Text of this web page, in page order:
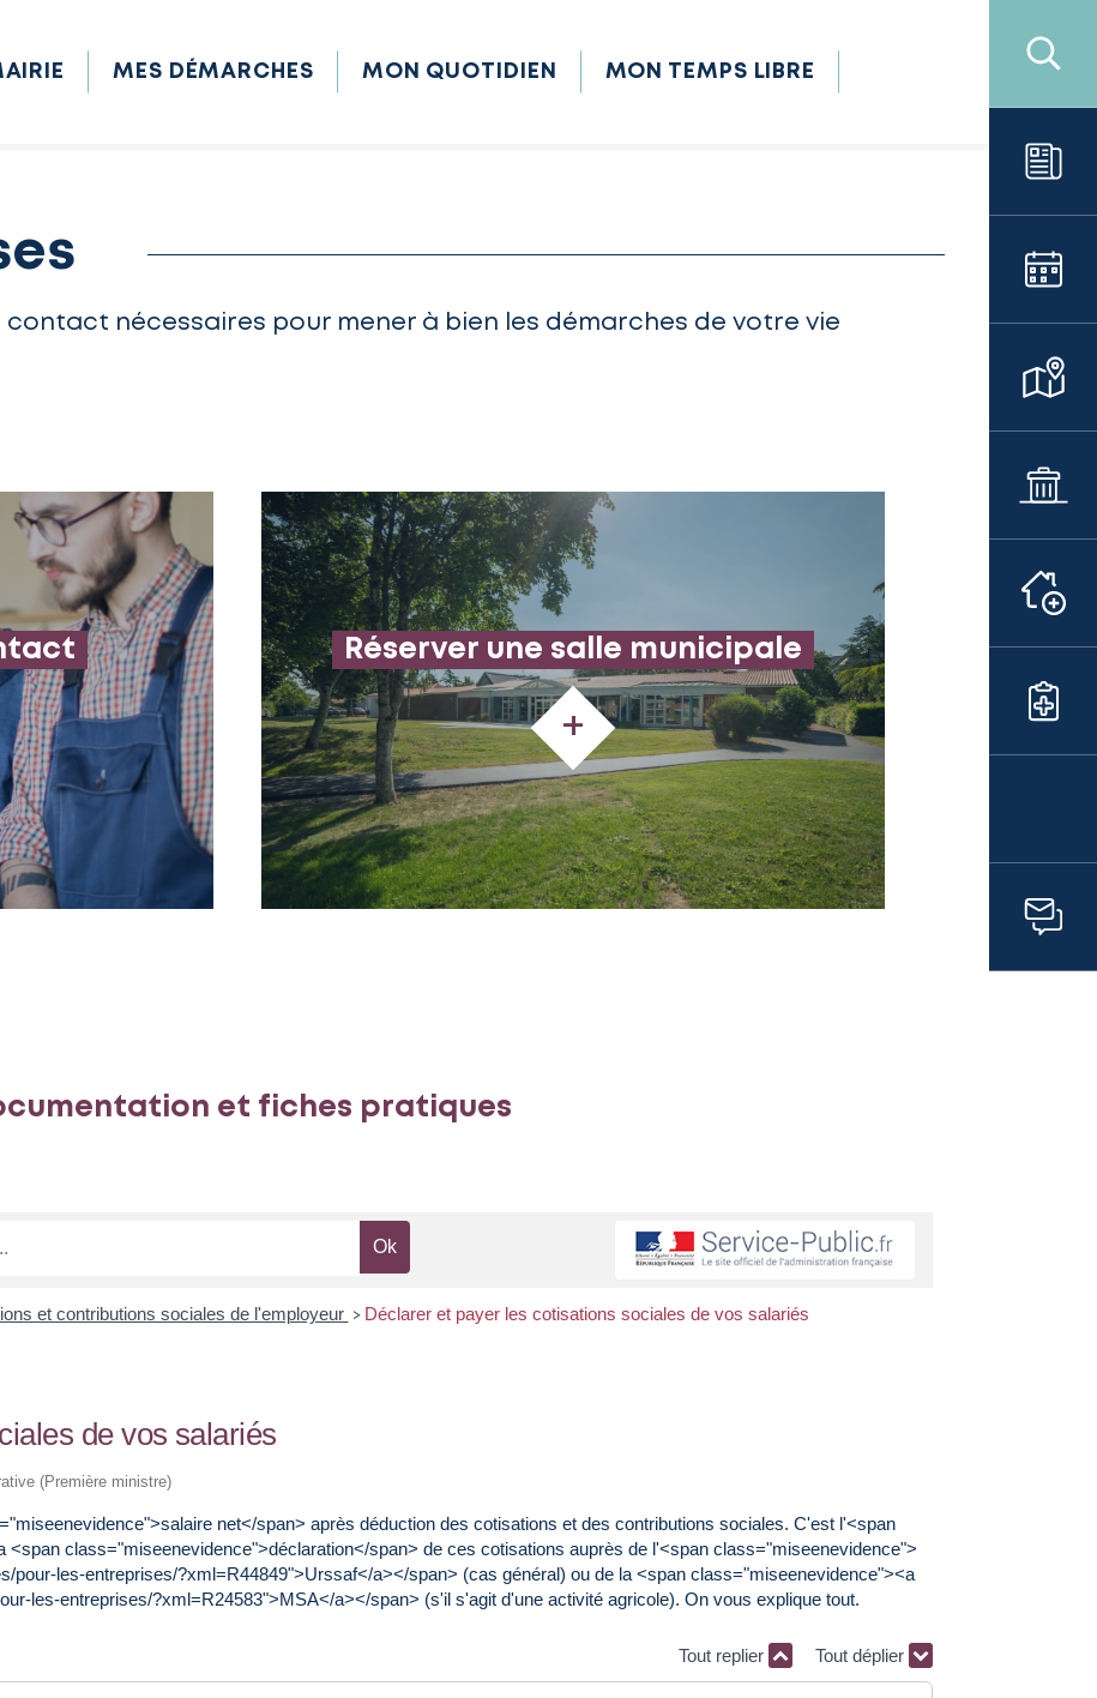
MES DÉMARCHES MON QUOTIDIEN MON TEMPS LIBRE
nécessaires pour mener à bien les démarches de votre vie
Réserver une salle municipale
+
et fiches pratiques
et contributions sociales de l'employeur > Déclarer et payer les cotisations sociales de vos salariés
de vos salariés
(Première ministre)
net</span> après déduction des cotisations et des contributions sociales. C'est l'<span
class="miseenevidence">déclaration</span> de ces cotisations auprès de l'<span class="miseenevidence">
pour-les-entreprises/?xml=R44849">Urssaf</a></span> (cas général) ou de la <span class="miseenevidence"><a
les-entreprises/?xml=R24583">MSA</a></span> (s'il s'agit d'une activité agricole). On vous explique tout.
Tout replier Tout déplier